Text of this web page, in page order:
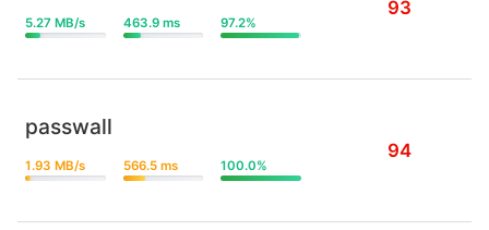
5.27 MB/s 463.9 ms 97.2%
93
passwall
1.93 MB/s 566.5 ms 100.0%
94